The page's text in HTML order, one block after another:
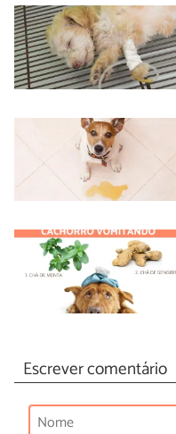
Escrever comentário